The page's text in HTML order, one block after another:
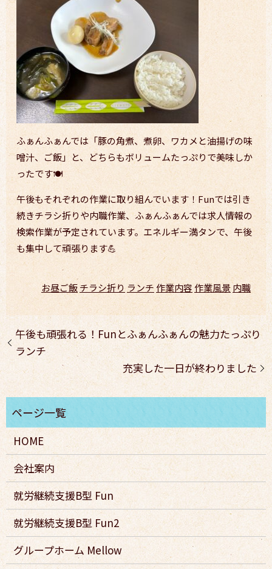
ふぁんふぁんでは「豚の角煮、煮卵、ワカメと油揚げの味
噌汁、ご飯」と、どちらもボリュームたっぷりで美味しか
ったです🍽
午後もそれぞれの作業に取り組んでいます！Funでは引き
続きチラシ折りや内職作業、ふぁんふぁんでは求人情報の
検索作業が予定されています。エネルギー満タンで、午後
も集中して頑張ります💪
お昼ご飯チラシ折り ランチ 作業内容作業風景内職
午後も頑張れる！Funとふぁんふぁんの魅力たっぷり
ランチ
充実した一日が終わりました
HOME
会社案内
就労継続支援B型 Fun
就労継続支援B型 Fun2
グループホーム Mellow